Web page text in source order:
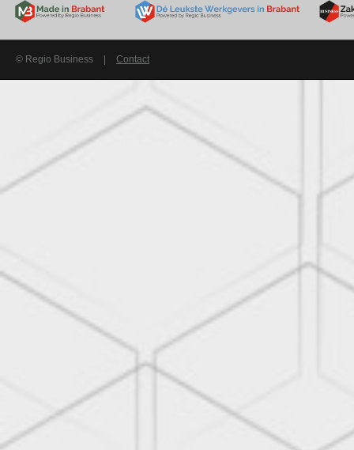
© Regio Business Contact